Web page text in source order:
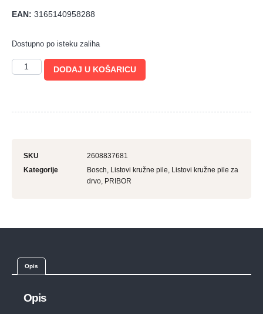
EAN: 3165140958288
Dostupno po isteku zaliha
DODAJ U KOŠARICU
SKU
2608837681
Kategorije
Bosch Listovi kružne pile Listovi kružne pile za
drvo PRIBOR
Opis
Opis